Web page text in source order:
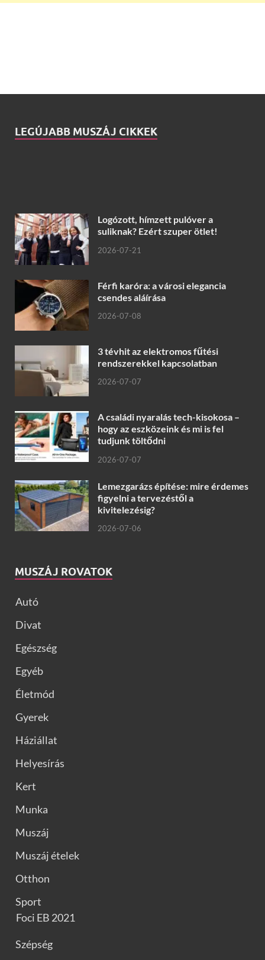
LEGÚJABB MUSZÁJ CIKKEK
Logózott, hímzett pulóver a
suliknak? Ezért szuper ötlet!
2026-07-21
Férfi karóra: a városi elegancia
csendes aláírása
2026-07-08
3 tévhit az elektromos fűtési
rendszerekkel kapcsolatban
2026-07-07
A családi nyaralás tech-kisokosa –
hogy az eszközeink és mi is fel
tudjunk töltődni
2026-07-07
Lemezgarázs építése: mire érdemes
figyelni a tervezéstől a
kivitelezésig?
2026-07-06
MUSZÁJ ROVATOK
Autó
Divat
Egészség
Egyéb
Életmód
Gyerek
Háziállat
Helyesírás
Kert
Munka
Muszáj
Muszáj ételek
Otthon
Sport
Foci EB 2021
Szépség